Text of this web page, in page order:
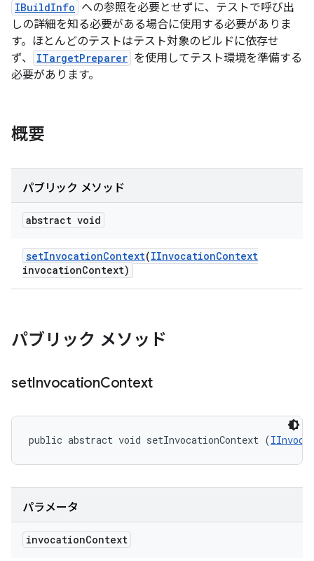
IBuildInfo への参照を必要とせずに、テストで呼び出
しの詳細を知る必要がある場合に使用する必要がありま
す。ほとんどのテストはテスト対象のビルドに依存せ
ず、
ITargetPreparer を使用してテスト環境を準備する
必要があります。
概要
パブリック メソッド
abstract void
setInvocationContext(IInvocationContext
invocationContext)
パブリック メソッド
setInvocationContext
public abstract void setInvocationContext (
パラメータ
invocationContext